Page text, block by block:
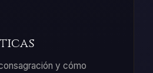
y cómo